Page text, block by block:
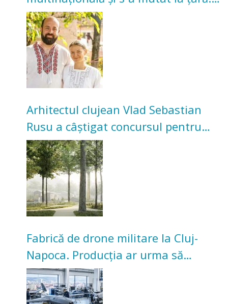
Acum cultivă legume în grădina
bunicilor
Arhitectul clujean Vlad Sebastian
Rusu a câștigat concursul pentru
transformarea Grădinii Casei
Universitarilor
Fabrică de drone militare la Cluj-
Napoca. Producția ar urma să
înceapă în toamna acestui an